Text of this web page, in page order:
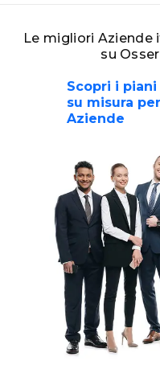
Le migliori Aziende
su
Scopri i
su misura
Aziende